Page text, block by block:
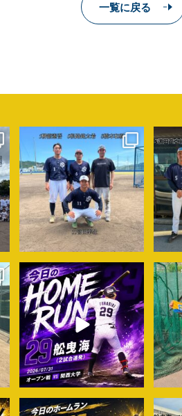
一覧に戻る
shinyaku_baseball
8月 7
shinyaku_baseball
7月 31
shinyaku_baseball